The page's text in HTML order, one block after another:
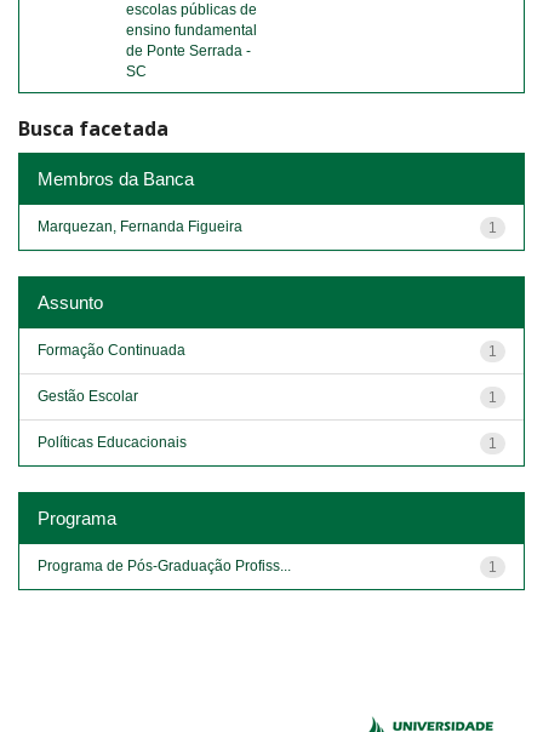
escolas públicas de
ensino fundamental
de Ponte Serrada -
SC
Busca facetada
Membros da Banca
1
Marquezan, Fernanda Figueira
Assunto
1
Formação Continuada
1
Gestão Escolar
1
Políticas Educacionais
Programa
1
Programa de Pós-Graduação Profiss...